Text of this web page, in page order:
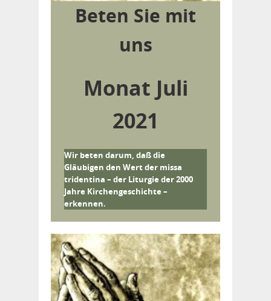
Beten Sie mit
uns
Monat Juli
2021
Wir beten darum, daß die
Gläubigen den Wert der missa
tridentina – der Liturgie der 2000
Jahre Kirchengeschichte –
erkennen.